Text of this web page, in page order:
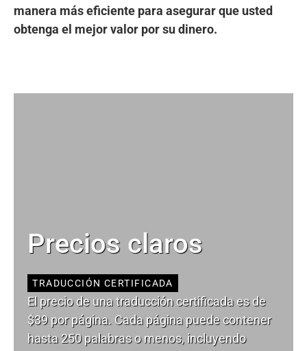
manera más eficiente para asegurar que usted
obtenga el mejor valor por su dinero.
Precios claros
TRADUCCIÓN CERTIFICADA
El precio de una traducción certificada es de
$39 por página. Cada página puede contener
hasta 250 palabras o menos, incluyendo